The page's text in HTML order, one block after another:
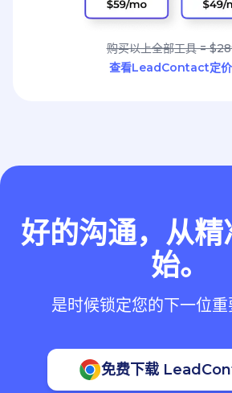
购买以上全部工具 =
查看LeadContact定价
好的沟通，从
始。
是时候锁定您的下一位重
免费下载